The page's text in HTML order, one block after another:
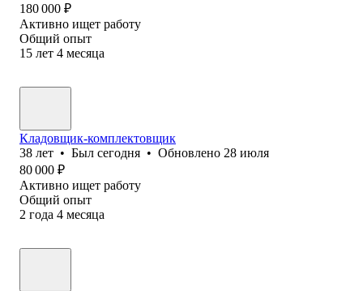
180 000 ₽
Активно ищет работу
Общий опыт
15 лет 4 месяца
Кладовщик-комплектовщик
38 лет • Был сегодня • Обновлено 28 июля
80 000 ₽
Активно ищет работу
Общий опыт
2 года 4 месяца